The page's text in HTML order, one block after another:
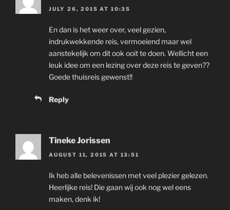
JULY 26, 2015 AT 10:35
En dan is het weer over, veel gezien,
indrukwekkende reis, vermoeiend maar wel
aanstekelijk om dit ook ooit te doen. Wellicht een
leuk idee om een lezing over deze reis te geven??
Goede thuisreis gewenst!!
Reply
Tineke Jorissen
AUGUST 11, 2015 AT 13:51
Ik heb alle belevenissen met veel plezier gelezen.
Heerlijke reis! Die gaan wij ook nog wel eens
maken, denk ik!